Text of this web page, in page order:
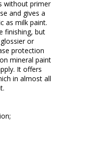
without primer
and gives a
as milk paint.
finishing, but
or
protection
mineral paint
It offers
in almost all